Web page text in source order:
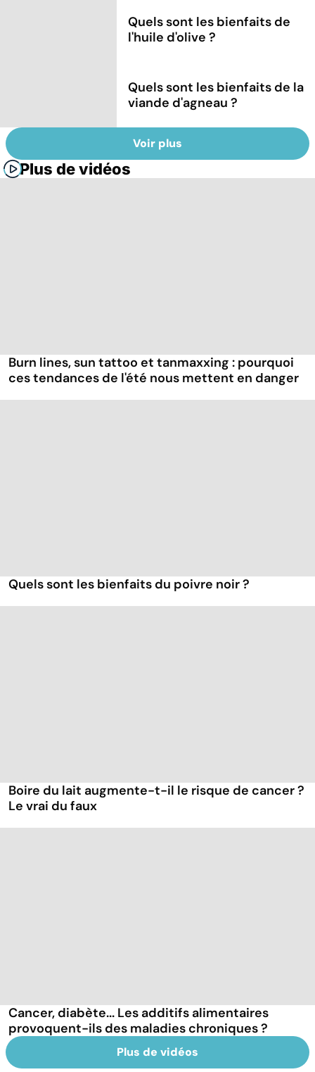
Quels sont les bienfaits de
l'huile d'olive ?
Quels sont les bienfaits de la
viande d'agneau ?
Voir plus
Plus de vidéos
Burn lines, sun tattoo et tanmaxxing : pourquoi
ces tendances de l'été nous mettent en danger
Quels sont les bienfaits du poivre noir ?
Boire du lait augmente-t-il le risque de cancer ?
Le vrai du faux
Cancer, diabète... Les additifs alimentaires
provoquent-ils des maladies chroniques ?
Plus de vidéos